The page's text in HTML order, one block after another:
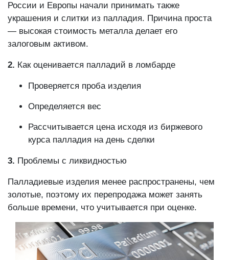
России и Европы начали принимать также
украшения и слитки из палладия. Причина проста
— высокая стоимость металла делает его
залоговым активом.
2. Как оценивается палладий в ломбарде
Проверяется проба изделия
Определяется вес
Рассчитывается цена исходя из биржевого
курса палладия на день сделки
3. Проблемы с ликвидностью
Палладиевые изделия менее распространены, чем
золотые, поэтому их перепродажа может занять
больше времени, что учитывается при оценке.